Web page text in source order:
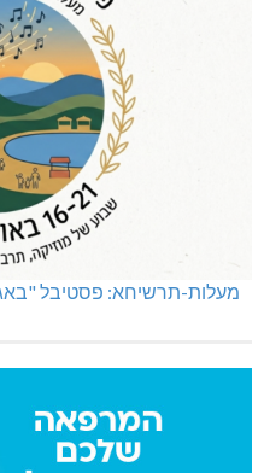
מעלות-תרשיחא: פסטיבל